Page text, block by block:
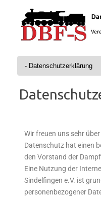
Zum Inhalt springen
Wir freuen uns sehr
Datenschutz hat einen
den Vorstand der
Eine Nutzung der
Sindelfingen e.V. ist
personenbezogener